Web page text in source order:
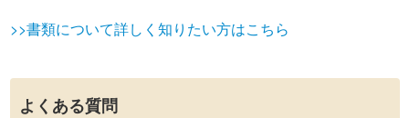
>>書類について詳しく知りたい方はこちら
よくある質問